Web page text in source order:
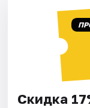
Скидка